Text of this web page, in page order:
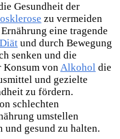
Gesundheit der
zu vermeiden
eine tragende
Diät und durch Bewegung
senken und die
Konsum vonAlkohol die
und gezielte
zu fördern.
schlechten
umstellen
und gesund zu halten.